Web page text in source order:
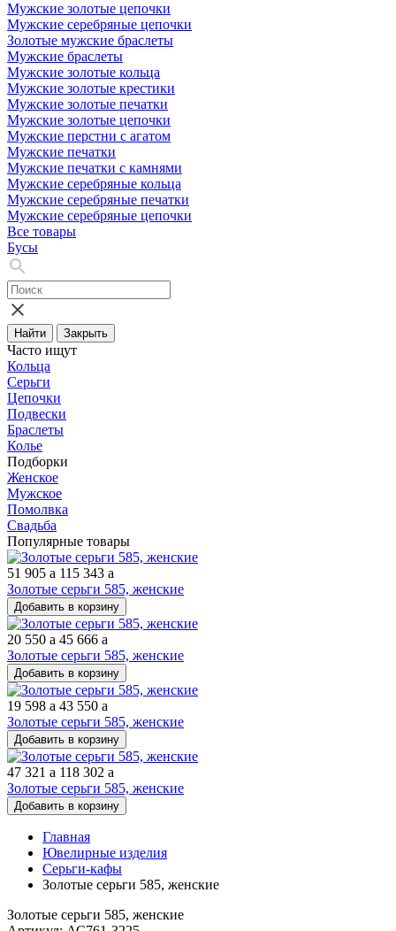
Мужские золотые цепочки
Мужские серебряные цепочки
Золотые мужские браслеты
Мужские браслеты
Мужские золотые кольца
Мужские золотые крестики
Мужские золотые печатки
Мужские золотые цепочки
Мужские перстни с агатом
Мужские печатки
Мужские печатки с камнями
Мужские серебряные кольца
Мужские серебряные печатки
Мужские серебряные цепочки
Все товары
Бусы
Найти Закрыть
Часто ищут
Кольца
Серьги
Цепочки
Подвески
Браслеты
Колье
Подборки
Женское
Мужское
Помолвка
Свадьба
Популярные товары
51 905 a 115 343 a
Золотые серьги 585, женские
Добавить в корзину
20 550 a 45 666 a
Золотые серьги 585, женские
Добавить в корзину
19 598 a 43 550 a
Золотые серьги 585, женские
Добавить в корзину
47 321 a 118 302 a
Золотые серьги 585, женские
Добавить в корзину
Главная
Ювелирные изделия
Серьги-кафы
Золотые серьги 585, женские
Золотые серьги 585, женские